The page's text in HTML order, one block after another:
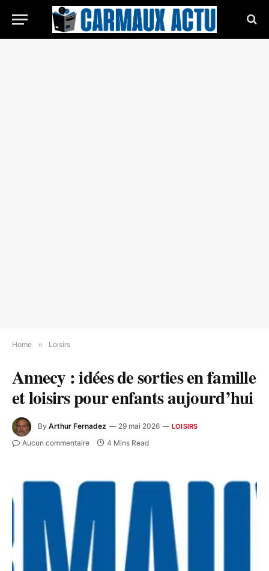
Home » Loisirs
Annecy : idées de sorties en famille
et loisirs pour enfants aujourd’hui
By Arthur Fernadez 29 mai 2026 LOISIRS
Aucun commentaire 4 Mins Read